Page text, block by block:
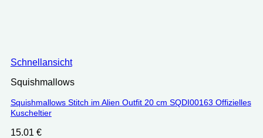
Schnellansicht
Squishmallows
Squishmallows Stitch im Alien Outfit 20 cm SQDI00163 Offizielles
Kuscheltier
15.01 €